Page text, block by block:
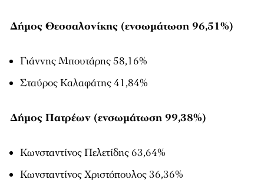
Δήμος Θεσσαλονίκης (ενσωμάτωση 96,51%)
Γιάννης Μπουτάρης 58,16%
Σταύρος Καλαφάτης 41,84%
Δήμος Πατρέων (ενσωμάτωση 99,38%)
Κωνσταντίνος Πελετίδης 63,64%
Κωνσταντίνος Χριστόπουλος 36,36%